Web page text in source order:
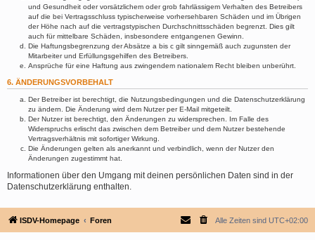
und Gesundheit oder vorsätzlichem oder grob fahrlässigem Verhalten des Betreibers
auf die bei Vertragsschluss typischerweise vorhersehbaren Schäden und im Übrigen
der Höhe nach auf die vertragstypischen Durchschnittsschäden begrenzt. Dies gilt
auch für mittelbare Schäden, insbesondere entgangenen Gewinn.
Die Haftungsbegrenzung der Absätze a bis c gilt sinngemäß auch zugunsten der
Mitarbeiter und Erfüllungsgehilfen des Betreibers.
Ansprüche für eine Haftung aus zwingendem nationalem Recht bleiben unberührt.
6. ÄNDERUNGSVORBEHALT
Der Betreiber ist berechtigt, die Nutzungsbedingungen und die Datenschutzerklärung
zu ändern. Die Änderung wird dem Nutzer per E-Mail mitgeteilt.
Der Nutzer ist berechtigt, den Änderungen zu widersprechen. Im Falle des
Widerspruchs erlischt das zwischen dem Betreiber und dem Nutzer bestehende
Vertragsverhältnis mit sofortiger Wirkung.
Die Änderungen gelten als anerkannt und verbindlich, wenn der Nutzer den
Änderungen zugestimmt hat.
Informationen über den Umgang mit deinen persönlichen Daten sind in der
Datenschutzerklärung enthalten.
ISDV-Homepage Foren Alle Zeiten sind UTC+02:00